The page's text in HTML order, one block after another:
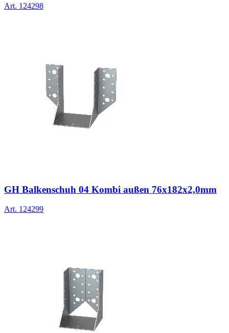
Art. 124298
GH Balkenschuh 04 Kombi außen 76x182x2,0mm
Art. 124299